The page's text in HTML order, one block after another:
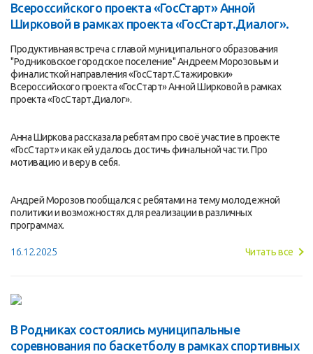
Всероссийского проекта «ГосСтарт» Анной
Ширковой в рамках проекта «ГосСтарт.Диалог».
Продуктивная встреча с главой муниципального образования
"Родниковское городское поселение" Андреем Морозовым и
финалисткой направления «ГосСтарт.Стажировки»
Всероссийского проекта «ГосСтарт» Анной Ширковой в рамках
проекта «ГосСтарт.Диалог».
Анна Ширкова рассказала ребятам про своё участие в проекте
«ГосСтарт» и как ей удалось достичь финальной части. Про
мотивацию и веру в себя.
Андрей Морозов пообщался с ребятами на тему молодежной
политики и возможностях для реализации в различных
программах.
16.12.2025 Читать все
В Родниках состоялись муниципальные
соревнования по баскетболу в рамках спортивных